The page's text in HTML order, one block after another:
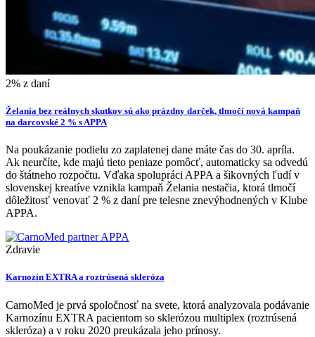
2% z daní
Želania bez reálnych skutkov sú ako prázdny darček, tlmočí nová kampaň
na darcovské 2 % s APPA
Na poukázanie podielu zo zaplatenej dane máte čas do 30. apríla.
Ak neurčíte, kde majú tieto peniaze pomôcť, automaticky sa odvedú
do štátneho rozpočtu. Vďaka spolupráci APPA a šikovných ľudí v
slovenskej kreatíve vznikla kampaň Želania nestačia, ktorá tlmočí
dôležitosť venovať 2 % z daní pre telesne znevýhodnených v Klube
APPA.
Zdravie
Karnozín EXTRA a roztrúsená skleróza
CarnoMed je prvá spoločnosť na svete, ktorá analyzovala podávanie
Karnozínu EXTRA pacientom so sklerózou multiplex (roztrúsená
skleróza) a v roku 2020 preukázala jeho prínosy.